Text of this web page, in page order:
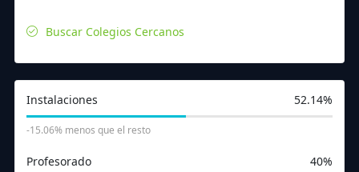
Buscar Colegios Cercanos
Instalaciones 52.14%
-15.06% menos que el resto
Profesorado 40%